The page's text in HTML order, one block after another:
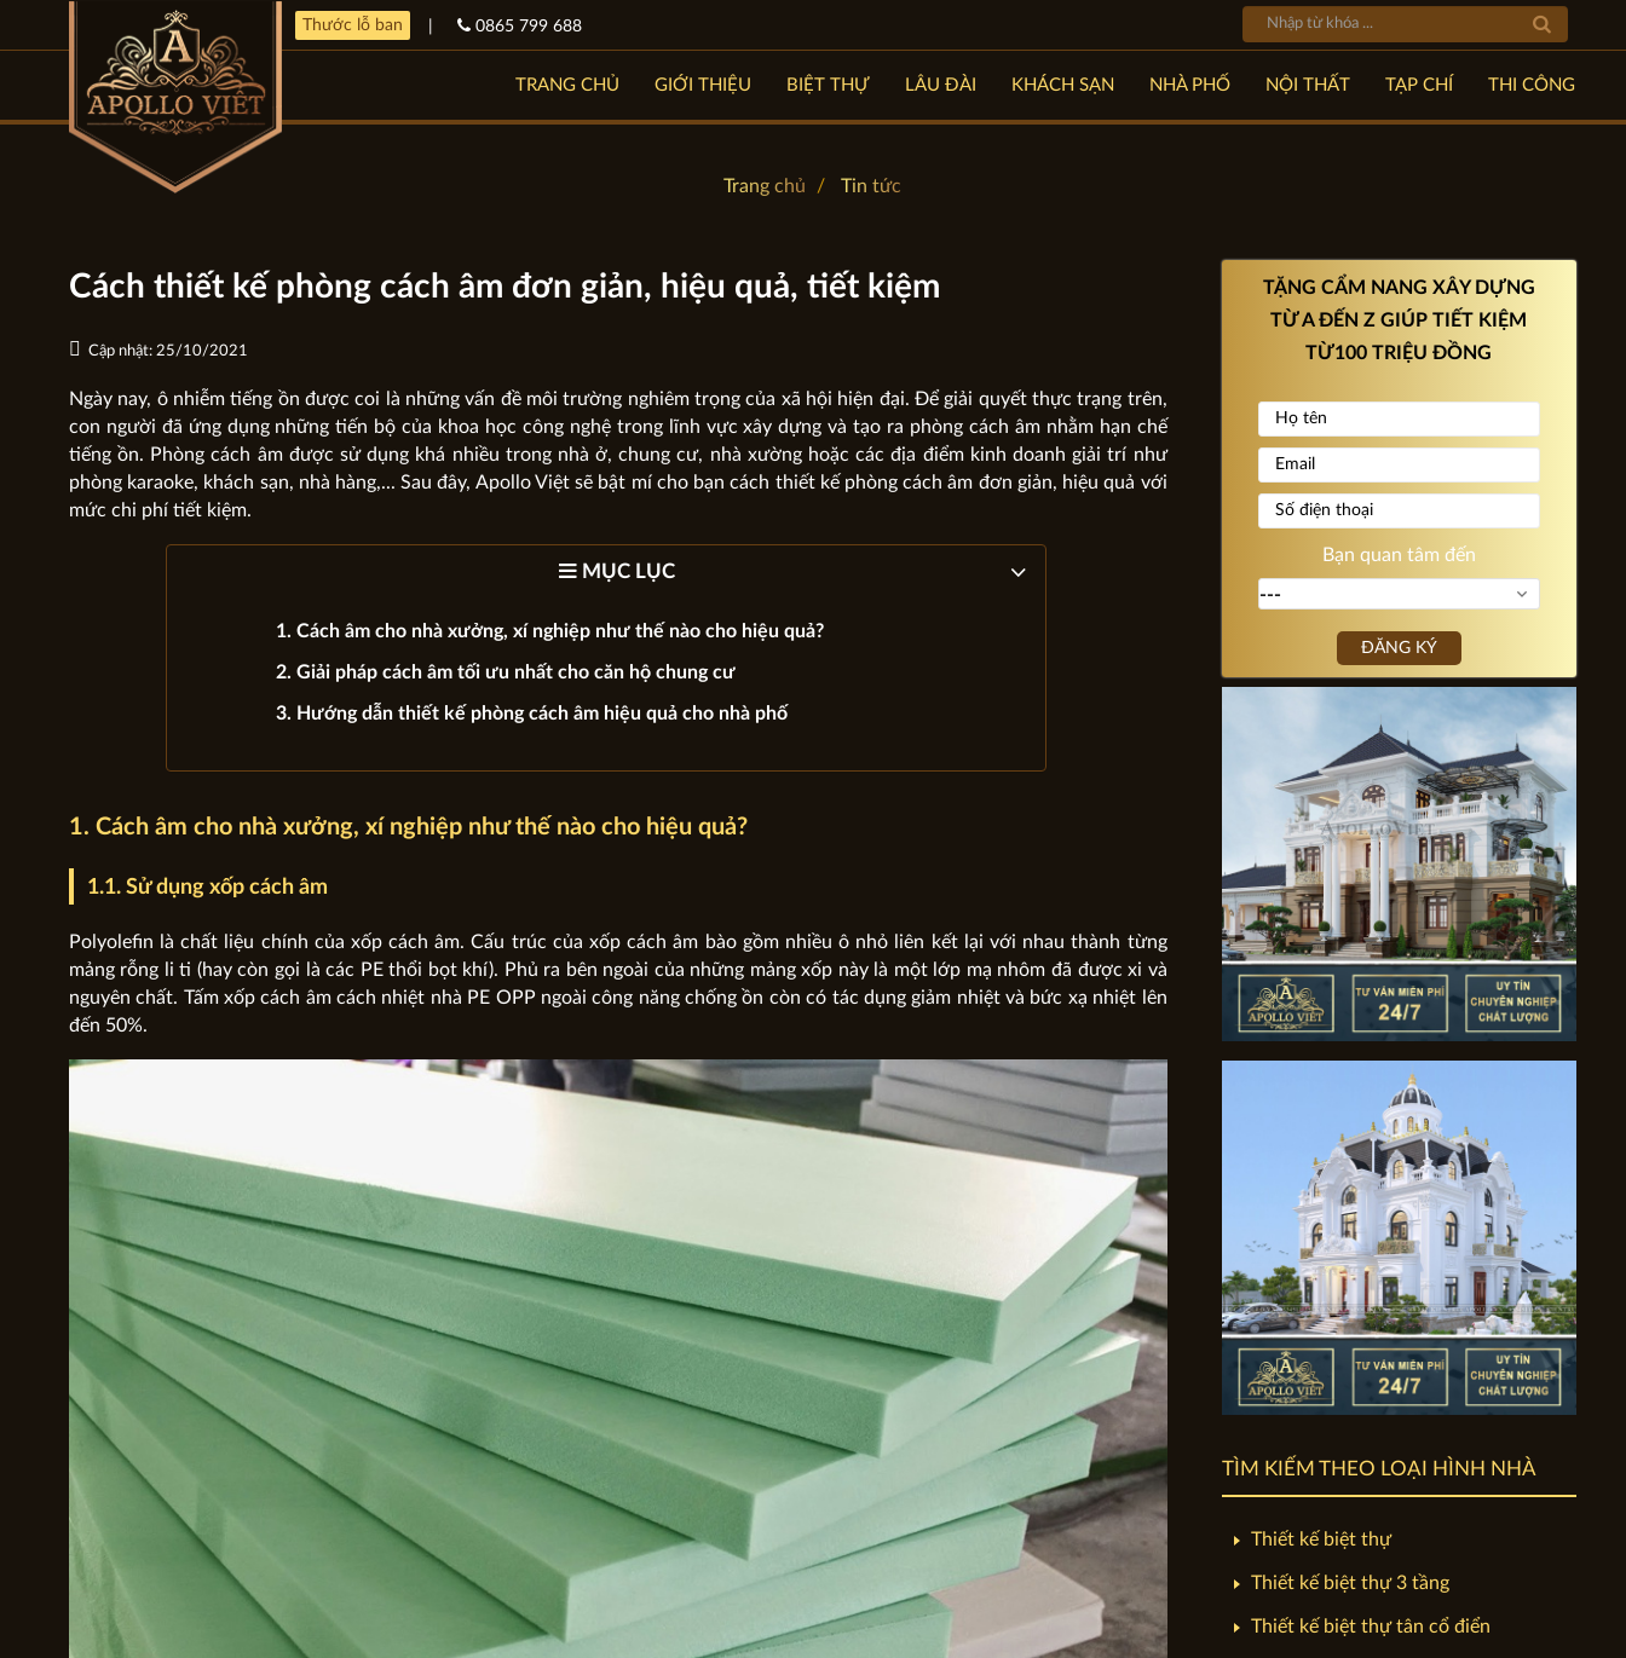
Thước lỗ ban 0865 799 688
TRANG CHỦ GIỚI THIỆU BIỆT THỰ LÂU ĐÀI KHÁCH SẠN NHÀ PHỐ NỘI THẤT TẠP CHÍ THI CÔNG
Trang chủ Tin tức
Cách thiết kế phòng cách âm đơn giản, hiệu quả, tiết kiệm
Cập nhật: 25/10/2021
Ngày nay, ô nhiễm tiếng ồn được coi là những vấn đề môi trường nghiêm trọng của xã hội hiện đại. Để giải quyết thực trạng trên,
con người đã ứng dụng những tiến bộ của khoa học công nghệ trong lĩnh vực xây dựng và tạo ra phòng cách âm nhằm hạn chế
tiếng ồn. Phòng cách âm được sử dụng khá nhiều trong nhà ở, chung cư, nhà xường hoặc các địa điểm kinh doanh giải trí như
phòng karaoke, khách sạn, nhà hàng,... Sau đây, Apollo Việt sẽ bật mí cho bạn cách thiết kế phòng cách âm đơn giản, hiệu quả với
mức chi phí tiết kiệm.
MỤC LỤC
1. Cách âm cho nhà xưởng, xí nghiệp như thế nào cho hiệu quả?
2. Giải pháp cách âm tối ưu nhất cho căn hộ chung cư
3. Hướng dẫn thiết kế phòng cách âm hiệu quả cho nhà phố
1. Cách âm cho nhà xưởng, xí nghiệp như thế nào cho hiệu quả?
1.1. Sử dụng xốp cách âm
Polyolefin là chất liệu chính của xốp cách âm. Cấu trúc của xốp cách âm bào gồm nhiều ô nhỏ liên kết lại với nhau thành từng
mảng rỗng li ti (hay còn gọi là các PE thổi bọt khí). Phủ ra bên ngoài của những mảng xốp này là một lớp mạ nhôm đã được xi và
nguyên chất. Tấm xốp cách âm cách nhiệt nhà PE OPP ngoài công năng chống ồn còn có tác dụng giảm nhiệt và bức xạ nhiệt lên
đến 50%.
TẶNG CẨM NANG XÂY DỰNG
TỪ A ĐẾN Z GIÚP TIẾT KIỆM
TỪ100 TRIỆU ĐỒNG
Bạn quan tâm đến
ĐĂNG KÝ
TÌM KIẾM THEO LOẠI HÌNH NHÀ
Thiết kế biệt thự
Thiết kế biệt thự 3 tầng
Thiết kế biệt thự tân cổ điển